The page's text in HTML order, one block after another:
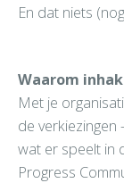
En dat niets
Waarom
Met je
de
wat er speelt in
Progress